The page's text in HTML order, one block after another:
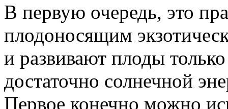
В первую очередь, это
плодоносящим
и развивают плоды
достаточно солнечной
Первое конечно можно